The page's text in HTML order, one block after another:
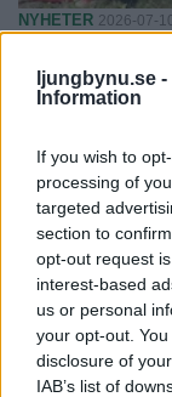
ljungbynu.se -
Information
If you wish to
processing of
targeted
section to
opt-out request
interest-based
us or personal
your opt-out.
disclosure of
IAB’s list of
NYHETER 2026-07-
Familjen inspirerar: